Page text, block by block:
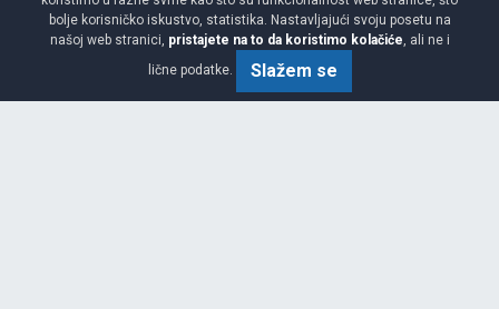
bolje korisničko iskustvo, statistika. Nastavljajući svoju posetu na
našoj web stranici, pristajete na to da koristimo kolačiće, ali ne i
lične podatke.
Slažem se